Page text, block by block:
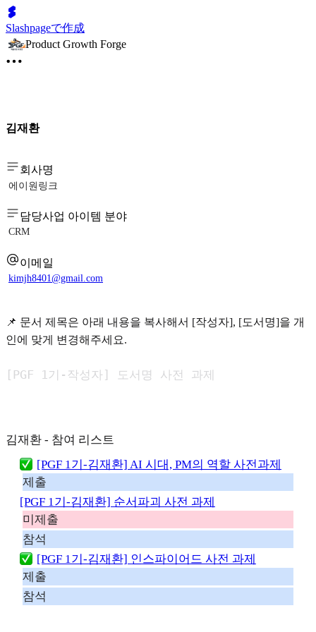
Slashpageで作成
Product Growth Forge
김재환
회사명
에이원링크
담당사업 아이템 분야
CRM
이메일
kimjh8401@gmail.com
📌 문서 제목은 아래 내용을 복사해서 [작성자], [도서명]을 개
인에 맞게 변경해주세요.
[PGF 1기-작성자] 도서명 사전 과제
김재환 - 참여 리스트
[PGF 1기-김재환] AI 시대, PM의 역할 사전과제
제출
[PGF 1기-김재환] 순서파괴 사전 과제
미제출
참석
[PGF 1기-김재환] 인스파이어드 사전 과제
제출
참석